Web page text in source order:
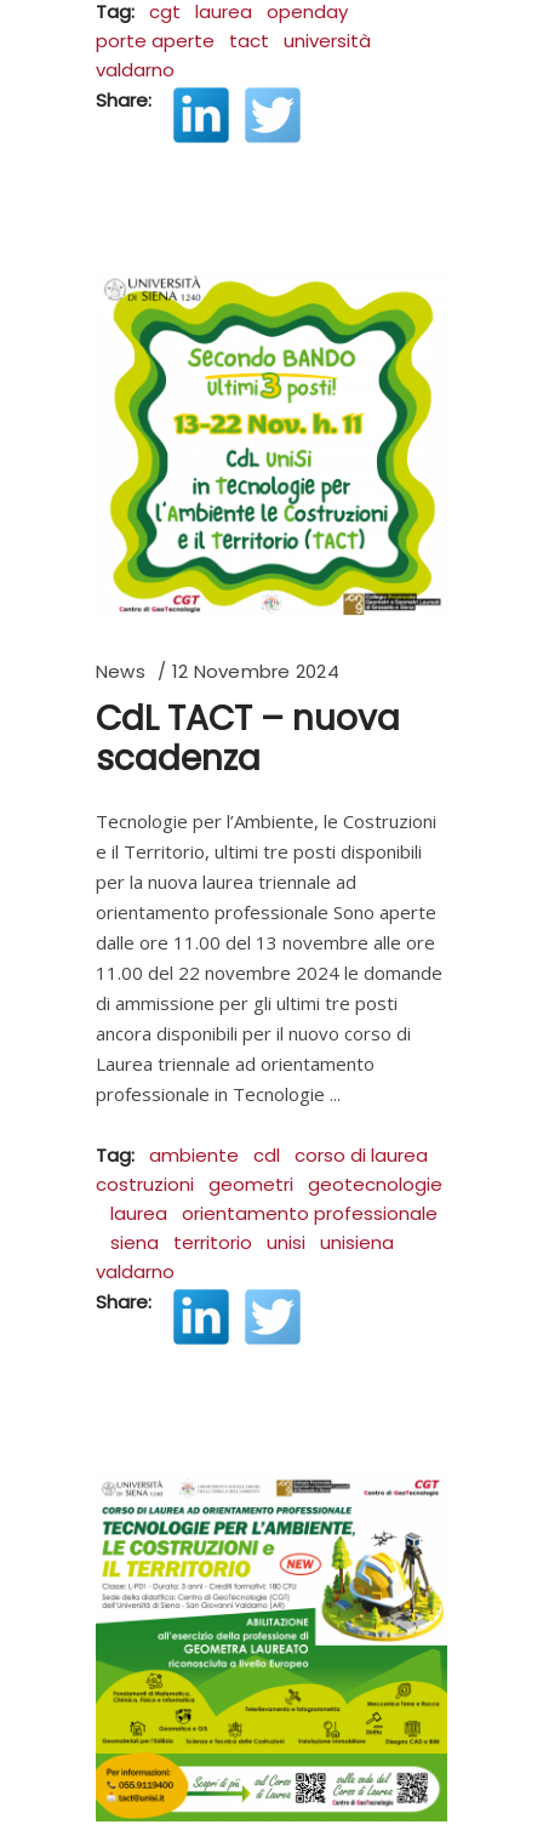
Tag: cgt laurea
openday
porte aperte
tact
università
valdarno
Share:
News 12 Novembre 2024
CdL TACT – nuova
scadenza
Tecnologie per l’Ambiente, le Costruzioni
e il Territorio, ultimi tre posti disponibili
per la nuova laurea triennale ad
orientamento professionale Sono aperte
dalle ore 11.00 del 13 novembre alle ore
11.00 del 22 novembre 2024 le domande
di ammissione per gli ultimi tre posti
ancora disponibili per il nuovo corso di
Laurea triennale ad orientamento
professionale in Tecnologie
Tag: ambiente cdl corso di laurea
costruzioni geometri geotecnologie
laurea
orientamento professionale
siena
territorio unisi unisiena
valdarno
Share: